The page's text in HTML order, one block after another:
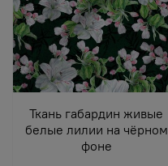
Ткань габардин живые
белые лилии на чёрном
фоне